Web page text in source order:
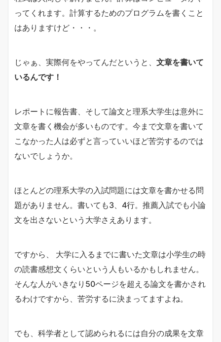
ってくれます。計算するためのプログラムを書くこと
はありますけど・・・。
じゃぁ、実際何をやってんだというと、 文章を書いて
いるんです！
レポートに報告書、そして論文と理系大学生は意外に
文章を書く機会が多いものです。今まで文章を書いて
こなかった人は必ずと言っていいほど苦労するのでは
ないでしょうか。
ほとんどの理系大学の入試問題には文章を書かせる問
題がありません。書いても3、4行。推薦入試でも小論
文を出さないという大学さえあります。
ですから、 大学に入るまでに書いた文章は小学生の時
の読書感想文くらいという人もいるかもしれません。
そんな人がいきなり50ページを超える論文を書かされ
るわけですから、苦労するに決まってますよね。
でも、科学者として認められるには自分の成果を文章